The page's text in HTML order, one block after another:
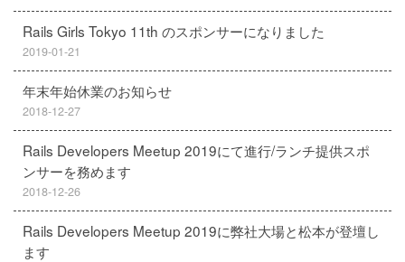
Rails Girls Tokyo 11th のスポンサーになりました
2019-01-21
年末年始休業のお知らせ
2018-12-27
Rails Developers Meetup 2019にて進行/ランチ提供スポ
ンサーを務めます
2018-12-26
Rails Developers Meetup 2019に弊社大場と松本が登壇し
ます